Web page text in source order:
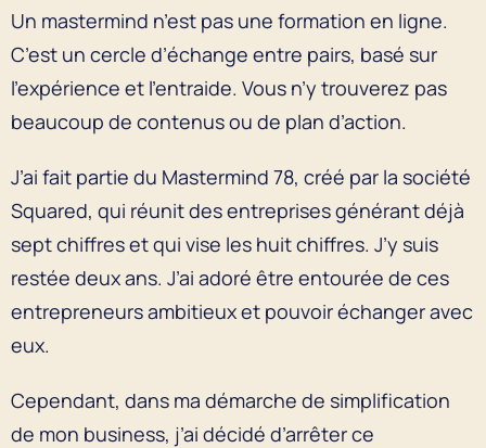
Un mastermind n’est pas une formation en ligne.
C’est un cercle d’échange entre pairs, basé sur
l’expérience et l’entraide. Vous n’y trouverez pas
beaucoup de contenus ou de plan d’action.
J’ai fait partie du Mastermind 78, créé par la société
Squared, qui réunit des entreprises générant déjà
sept chiffres et qui vise les huit chiffres. J’y suis
restée deux ans. J’ai adoré être entourée de ces
entrepreneurs ambitieux et pouvoir échanger avec
eux.
Cependant, dans ma démarche de simplification
de mon business, j’ai décidé d’arrêter ce